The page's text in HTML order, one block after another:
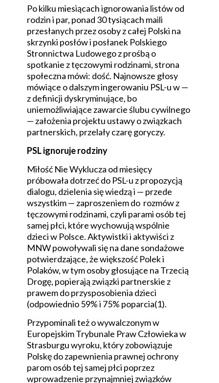
Po kilku miesiącach ignorowania listów od
rodzin i par, ponad 30 tysiącach maili
przesłanych przez osoby z całej Polski na
skrzynki posłów i posłanek Polskiego
Stronnictwa Ludowego z prośbą o
spotkanie z tęczowymi rodzinami, strona
społeczna mówi: dość. Najnowsze głosy
mówiące o dalszym ingerowaniu PSL-u w —
z definicji dyskryminujące, bo
uniemożliwiające zawarcie ślubu cywilnego
— założenia projektu ustawy o związkach
partnerskich, przelały czarę goryczy.
PSL ignoruje rodziny
Miłość Nie Wyklucza od miesięcy
próbowała dotrzeć do PSL-u z propozycją
dialogu, dzielenia się wiedzą i — przede
wszystkim — zaproszeniem do rozmów z
tęczowymi rodzinami, czyli parami osób tej
samej płci, które wychowują wspólnie
dzieci w Polsce. Aktywistki i aktywiści z
MNW powoływali się na dane sondażowe
potwierdzające, że większość Polek i
Polaków, w tym osoby głosujące na Trzecią
Drogę, popierają związki partnerskie z
prawem do przysposobienia dzieci
(odpowiednio 59% i 75% poparcia(1).
Przypominali też o wywalczonym w
Europejskim Trybunale Praw Człowieka w
Strasburgu wyroku, który zobowiązuje
Polskę do zapewnienia prawnej ochrony
parom osób tej samej płci poprzez
wprowadzenie przynajmniej związków